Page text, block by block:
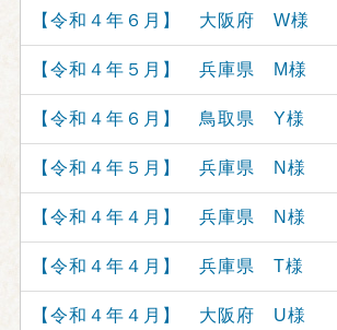
【令和４年６月】 大阪府 W様
【令和４年５月】 兵庫県 M様
【令和４年６月】 鳥取県 Y様
【令和４年５月】 兵庫県 N様
【令和４年４月】 兵庫県 N様
【令和４年４月】 兵庫県 T様
【令和４年４月】 大阪府 U様